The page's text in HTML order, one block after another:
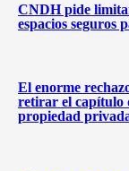
CNDH pide
espacios seguros
El enorme
retirar el capítulo
propiedad